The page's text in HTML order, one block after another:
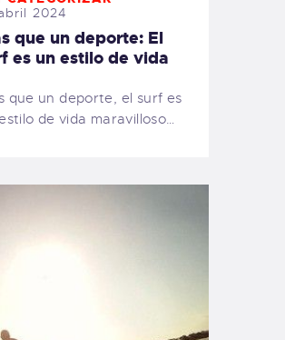
2024
que un deporte: El
es un estilo de vida
que un deporte, el surf es
de vida maravilloso…